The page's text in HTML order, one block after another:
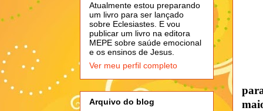
Atualmente estou preparando
um livro para ser lançado
sobre Eclesiastes. E vou
publicar um livro na editora
MEPE sobre saúde emocional
e os ensinos de Jesus.
Ver meu perfil completo
Arquivo do blog